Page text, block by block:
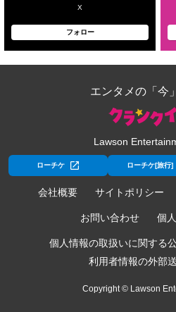
X
フォロー
エンタメの「今
Lawson
ローチケ ローチケ[旅行]
会社概要 サイトポリシー
お問い合わせ 個
個人情報の取扱いに関する
利用者情報の外部
Copyright © Lawson